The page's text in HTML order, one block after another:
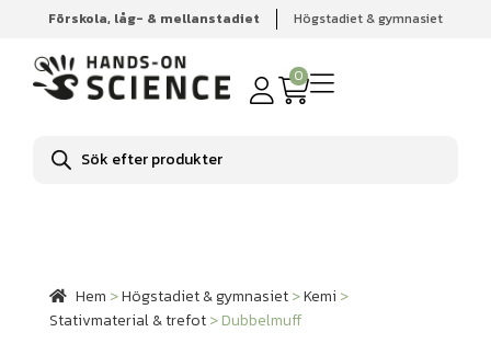
Förskola, låg- & mellanstadiet Högstadiet & gymnasiet
0
Produktsökning
Hem Högstadiet & gymnasiet Kemi
Stativmaterial &
trefot
Dubbelmuff
Hem >Högstadiet & gymnasiet>Kemi >
Stativmaterial & trefot>Dubbelmuff